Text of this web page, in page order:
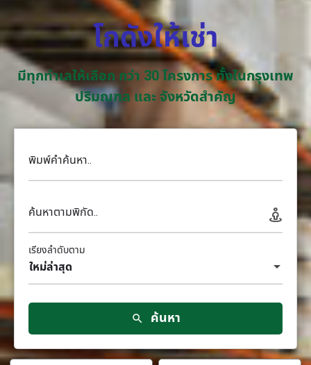
โกดังให้เช่า
มีทุกทำเลให้เลือก กว่า 30 โครงการ ทั้งในกรุงเทพ
ปริมณฑล และ จังหวัดสำคัญ
พิมพ์คำค้นหา..
ค้นหาตามพิกัด..
ใหม่ล่าสุด
เรียงลำดับตาม
ค้นหา